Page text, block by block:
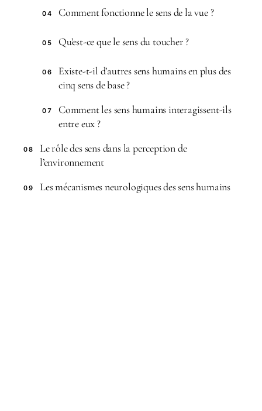
04 Comment fonctionne le sens de la vue ?
05 Qu’est-ce que le sens du toucher ?
06
Existe-t-il d’autres sens humains en plus des
cinq sens de base ?
07
Comment les sens humains interagissent-ils
entre eux ?
08
Le rôle des sens dans la perception de
l’environnement
09 Les mécanismes neurologiques des sens humains